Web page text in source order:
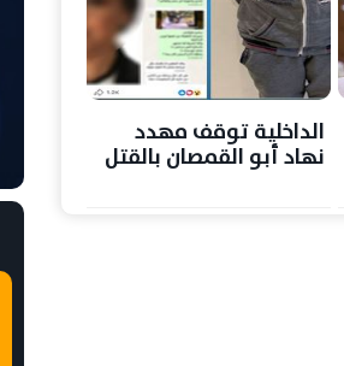
الداخلية توقف مهدد
نهاد أبو القمصان بالقتل